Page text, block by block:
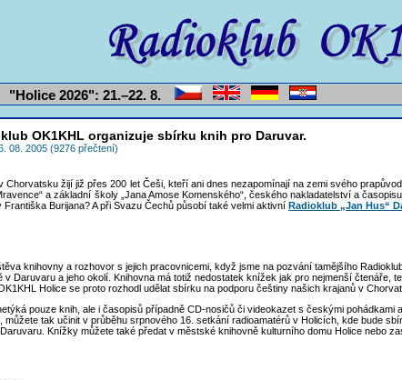
"Holice 2026": 21.–22. 8.
OK1KHL organizuje sbírku knih pro Daruvar.
08. 2005 (9276 přečtení)
Chorvatsku žijí již přes 200 let Češi, kteří ani dnes nezapomínají na zemi svého
a základní školy „Jana Amose Komenského“, českého nakladatelství a
Františka Burijana? A při Svazu Čechů působí také velmi aktivní Radioklub „Jan Hus“
knihovny a rozhovor s jejich pracovnicemi, když jsme na pozvání tamějšího
v Daruvaru a jeho okolí. Knihovna má totiž nedostatek knížek jak pro nejmenší čtenáře,
Holice se proto rozhodl udělat sbírku na podporu češtiny našich krajanů v
pouze knih, ale i časopisů případně CD-nosičů či videokazet s českými
můžete tak učinit v průběhu srpnového 16. setkání radioamatérů v Holicích, kde bude
Knížky můžete také předat v městské knihovně kulturního domu Holice nebo